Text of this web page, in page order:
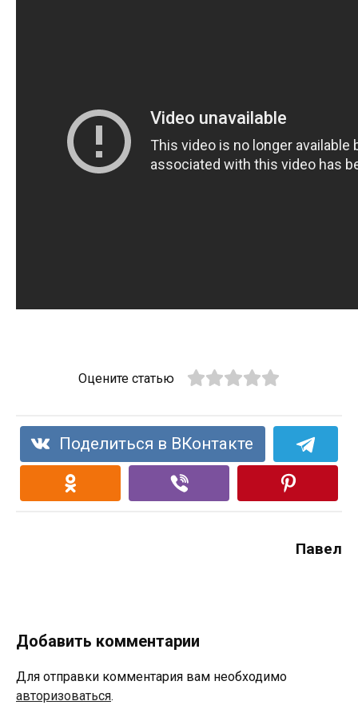
Оцените статью
Поделиться в ВКонтакте
Павел
Добавить комментарии
Для отправки комментария вам необходимо
авторизоваться.